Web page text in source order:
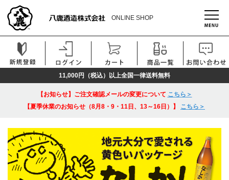
ONLINE SHOP
11,000円（税込）以上全国一律送料無料
【お知らせ】ご注文確認メールの変更について こちら＞
【夏季休業のお知らせ（8月8・9・11日、13～16日）】
こちら＞